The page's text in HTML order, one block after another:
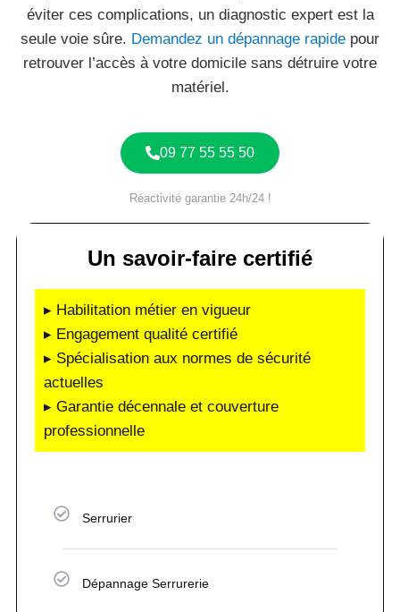
éviter ces complications, un diagnostic expert est la
seule voie sûre. Demandez un dépannage rapide pour
retrouver l’accès à votre domicile sans détruire votre
matériel.
09 77 55 55 50
Réactivité garantie 24h/24 !
Un savoir-faire certifié
▸ Habilitation métier en vigueur
▸ Engagement qualité certifié
▸ Spécialisation aux normes de sécurité
actuelles
▸ Garantie décennale et couverture
professionnelle
Serrurier
Dépannage Serrurerie